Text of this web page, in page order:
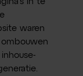
waren